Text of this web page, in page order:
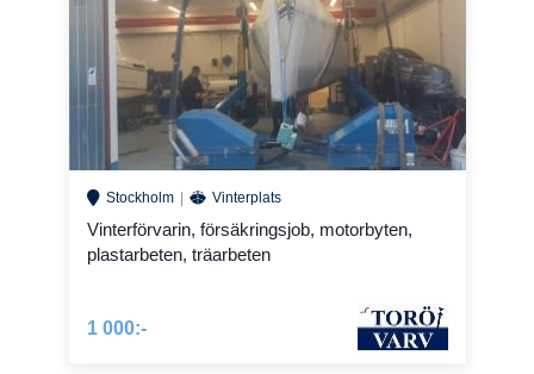
Stockholm Vinterplats
Vinterförvarin, försäkringsjob, motorbyten,
plastarbeten, träarbeten
1 000:-